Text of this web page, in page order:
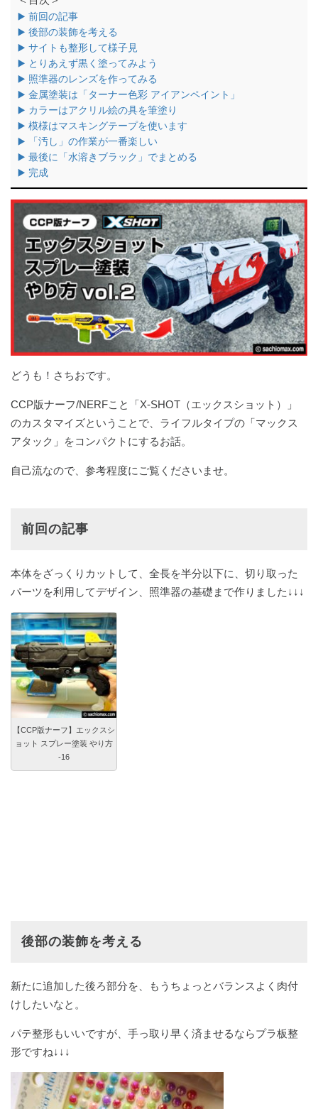
▶️ 前回の記事
▶️ 後部の装飾を考える
▶️ サイトも整形して様子見
▶️ とりあえず黒く塗ってみよう
▶️ 照準器のレンズを作ってみる
▶️ 金属塗装は「ターナー色彩 アイアンペイント」
▶️ カラーはアクリル絵の具を筆塗り
▶️ 模様はマスキングテープを使います
▶️ 「汚し」の作業が一番楽しい
▶️ 最後に「水溶きブラック」でまとめる
▶️ 完成
どうも！さちおです。
CCP版ナーフ/NERFこと「X-SHOT（エックスショット）」
のカスタマイズということで、ライフルタイプの「マックス
アタック」をコンパクトにするお話。
自己流なので、参考程度にご覧くださいませ。
前回の記事
本体をざっくりカットして、全長を半分以下に、切り取った
パーツを利用してデザイン、照準器の基礎まで作りました↓↓↓
【CCP版ナーフ】エックスシ
ョット スプレー塗装 やり方
-16
後部の装飾を考える
新たに追加した後ろ部分を、もうちょっとバランスよく肉付
けしたいなと。
パテ整形もいいですが、手っ取り早く済ませるならプラ板整
形ですね↓↓↓